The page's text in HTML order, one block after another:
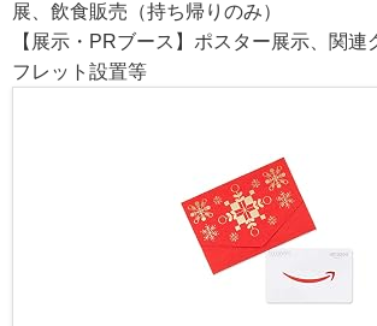
展、飲食販売（持ち帰りのみ）
【展示・PRブース】ポスター展示、関連
フレット設置等